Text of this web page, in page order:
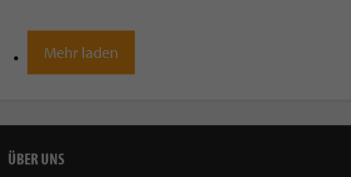
Mehr laden
ÜBER UNS